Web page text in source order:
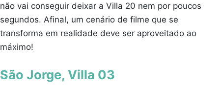
não vai conseguir deixar a Villa 20 nem por poucos
segundos. Afinal, um cenário de filme que se
transforma em realidade deve ser aproveitado ao
máximo!
São Jorge, Villa 03